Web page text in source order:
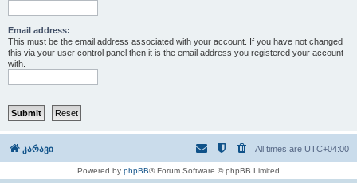
Email address:
This must be the email address associated with your account. If you have not changed
this via your user control panel then it is the email address you registered your account
with.
კარავი All times are UTC+04:00
Powered by phpBB® Forum Software © phpBB Limited